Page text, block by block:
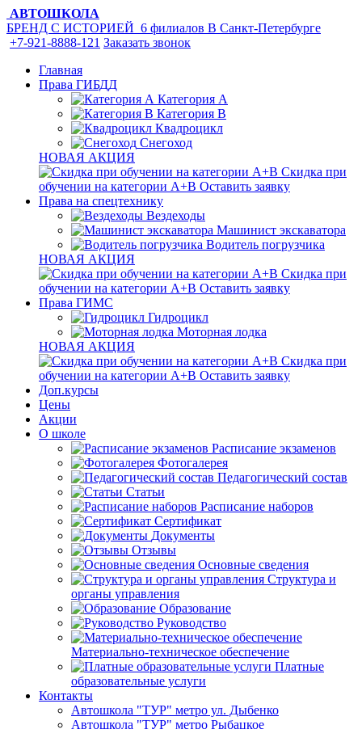
АВТОШКОЛА
БРЕНД С ИСТОРИЕЙ 6 филиалов В Санкт-Петербурге
+7-921-8888-121 Заказать звонок
Главная
Права ГИБДД
Категория A
Категория B
Квадроцикл
Снегоход
НОВАЯ АКЦИЯ
Скидка при
обучении на категории А+В Оставить заявку
Права на спецтехнику
Вездеходы
Машинист экскаватора
Водитель погрузчика
НОВАЯ АКЦИЯ
Скидка при
обучении на категории А+В Оставить заявку
Права ГИМС
Гидроцикл
Моторная лодка
НОВАЯ АКЦИЯ
Скидка при
обучении на категории А+В Оставить заявку
Доп.курсы
Цены
Акции
О школе
Расписание экзаменов
Фотогалерея
Педагогический состав
Статьи
Расписание наборов
Сертификат
Документы
Отзывы
Основные сведения
Структура и
органы управления
Образование
Руководство
Материально-техническое обеспечение
Платные
образовательные услуги
Контакты
Автошкола "ТУР" метро ул. Дыбенко
Автошкола "ТУР" метро Рыбацкое